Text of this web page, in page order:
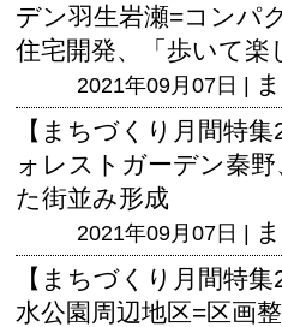
デン羽生岩瀬=コンパ
住宅開発、「歩いて楽
2021年09月07日 |
【まちづくり月間特
ォレストガーデン秦
た街並み形成
2021年09月07日 |
【まちづくり月間特
水公園周辺地区=区画